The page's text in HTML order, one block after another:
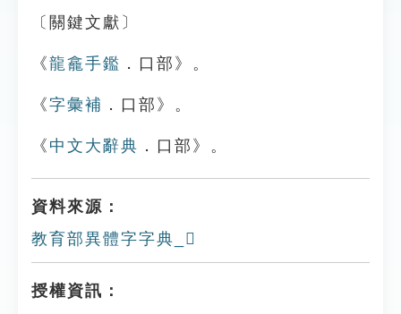
〔關鍵文獻〕
《龍龕手鑑 ．口部》。
《字彙補 ．口部》。
《 中文大辭典 ．口部》。
資料來源：
教育部異體字字典_𡁬
授權資訊：